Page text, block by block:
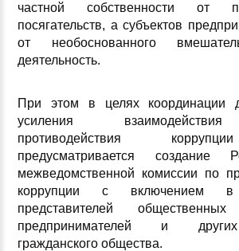
частной собственности от
посягательств, а субъектов
от необоснованного
деятельность.
При этом в целях координации
усиления
противодействия
предусматривается создание
межведомственной комиссии по
коррупции с включением
представителей общественных
предпринимателей и
гражданского общества.